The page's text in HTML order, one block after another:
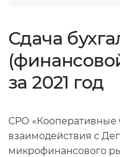
Сдача
за 2021 год
СРО «Кооперативные
взаимодействия с
микрофинансового